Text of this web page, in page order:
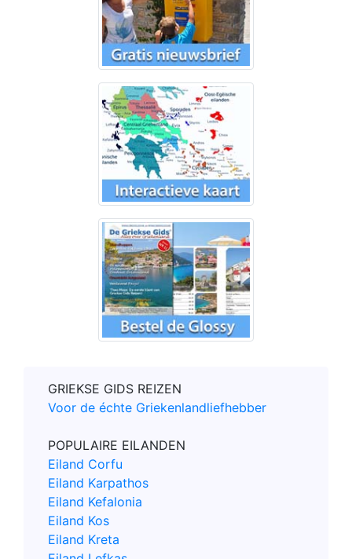
GRIEKSE GIDS REIZEN
Voor de échte Griekenlandliefhebber
POPULAIRE EILANDEN
Eiland Corfu
Eiland Karpathos
Eiland Kefalonia
Eiland Kos
Eiland Kreta